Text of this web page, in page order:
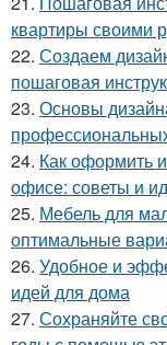
квартиры своими
22. Создаем
пошаговая
23. Основы
24. Как оформить
офисе: советы и
25. Мебель для
оптимальные
26. Удобное и
идей для дома
27. Сохраняйте